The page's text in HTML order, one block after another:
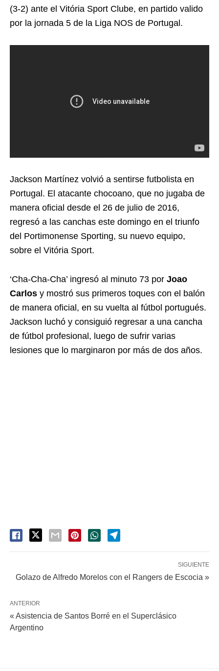
(3-2) ante el Vitória Sport Clube, en partido valido
por la jornada 5 de la Liga NOS de Portugal.
Jackson Martínez volvió a sentirse futbolista en
Portugal. El atacante chocoano, que no jugaba de
manera oficial desde el 26 de julio de 2016,
regresó a las canchas este domingo en el triunfo
del Portimonense Sporting, su nuevo equipo,
sobre el Vitória Sport.
‘Cha-Cha-Cha’ ingresó al minuto 73 por Joao
Carlos y mostró sus primeros toques con el balón
de manera oficial, en su vuelta al fútbol portugués.
Jackson luchó y consiguió regresar a una cancha
de fútbol profesional, luego de sufrir varias
lesiones que lo marginaron por más de dos años.
SIGUIENTE
Golazo de Alfredo Morelos con el Rangers de Escocia »
ANTERIOR
« Asistencia de Santos Borré en el Superclásico
Argentino